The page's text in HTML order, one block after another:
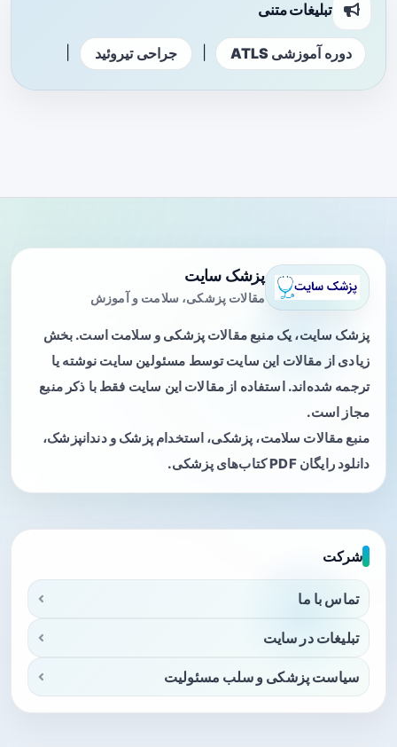
تبلیغات متنی
دوره آموزشی ATLS جراحی تیروئید
پزشک سایت
مقالات پزشکی، سلامت و آموزش
پزشک سایت، یک منبع مقالات پزشکی و سلامت است. بخش
زیادی از مقالات این سایت توسط مسئولین سایت نوشته یا
ترجمه شده‌اند. استفاده از مقالات این سایت فقط با ذکر منبع
مجاز است.
منبع مقالات سلامت، پزشکی، استخدام پزشک و دندانپزشک،
دانلود رایگان PDF کتاب‌های پزشکی.
شرکت
تماس با ما
تبلیغات در سایت
سیاست پزشکی و سلب مسئولیت